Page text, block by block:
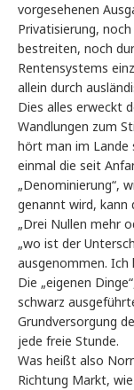
vorgesehenen
Privatisierung,
bestreiten, noch
Rentensystems
allein durch
Dies alles erweckt
Wandlungen zum
hört man im Lande
einmal die seit
„Denominierung“,
genannt wird, kann
„Drei Nullen mehr
„wo ist der
ausgenommen. Ich
Die „eigenen
schwarz
Grundversorgung
jede freie Stunde.
Was heißt also
Richtung Markt,